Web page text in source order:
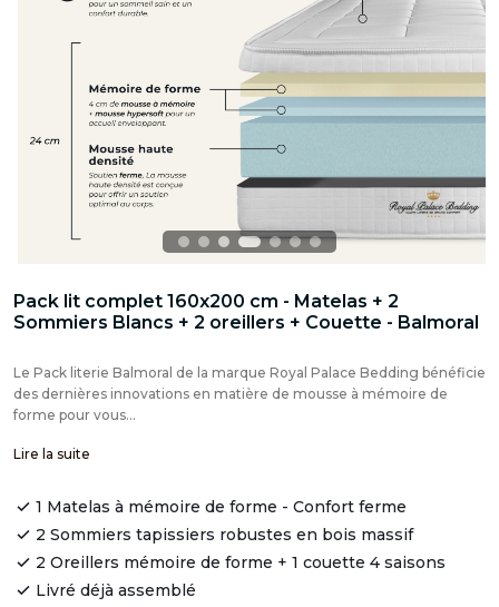
Pack lit complet 160x200 cm - Matelas + 2
Sommiers Blancs + 2 oreillers + Couette - Balmoral
Le Pack literie Balmoral de la marque Royal Palace Bedding bénéficie
des dernières innovations en matière de mousse à mémoire de
forme pour vous...
Lire la suite
1 Matelas à mémoire de forme - Confort ferme
2 Sommiers tapissiers robustes en bois massif
2 Oreillers mémoire de forme + 1 couette 4 saisons
Livré déjà assemblé